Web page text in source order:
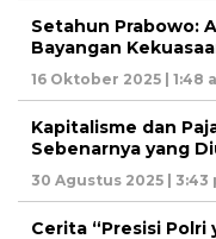
Setahun Prabowo:
Bayangan
16 Oktober 2025 | 1:48
Kapitalisme dan
Sebenarnya yang
30 Agustus 2025 | 3:43
Cerita “Presisi Polri